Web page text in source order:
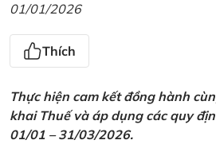
01/01/2026
Thích
Thực hiện cam kết đồng hành
khai Thuế và áp dụng các quy
01/01 – 31/03/2026.